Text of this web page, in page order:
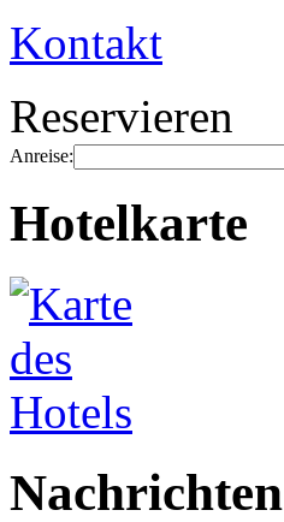
Kontakt
Reservieren
Anreise:
Hotelkarte
Nachrichten